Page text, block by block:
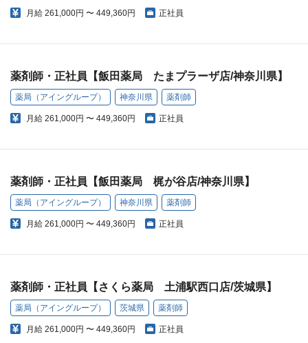
月給 261,000円 〜 449,360円 正社員
薬剤師・正社員【飯田薬局 たまプラーザ店/神奈川県】
薬局（アイングループ） 神奈川県 薬剤師
月給 261,000円 〜 449,360円 正社員
薬剤師・正社員【飯田薬局 梶が谷店/神奈川県】
薬局（アイングループ） 神奈川県 薬剤師
月給 261,000円 〜 449,360円 正社員
薬剤師・正社員【さくら薬局 土浦駅西口店/茨城県】
薬局（アイングループ） 茨城県 薬剤師
月給 261,000円 〜 449,360円 正社員